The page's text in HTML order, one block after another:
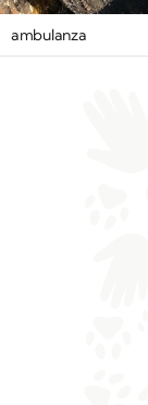
ambulanza